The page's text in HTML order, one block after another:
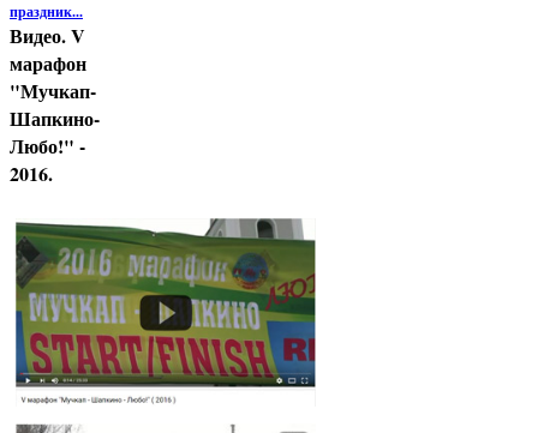
праздник...
Видео. V
марафон
"Мучкап-
Шапкино-
Любо!" -
2016.